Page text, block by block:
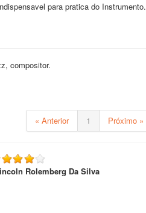
para pratica do Instrumento.
compositor.
« Anterior 1 Próximo »
Rolemberg Da Silva